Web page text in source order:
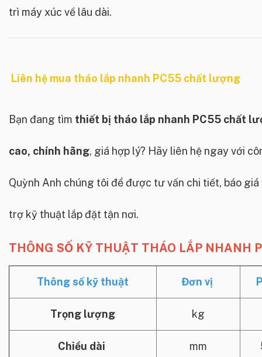
trì máy xúc về lâu dài.
Liên hệ mua tháo lắp nhanh PC55 chất lượng
Bạn đang tìm thiết bị tháo lắp nhanh PC55 chất
cao, chính hãng, giá hợp lý? Hãy liên hệ ngay với
Quỳnh Anh chúng tôi để được tư vấn chi tiết, báo giá
trợ kỹ thuật lắp đặt tận nơi.
THÔNG SỐ KỸ THUẬT THÁO LẮP NHANH
Thông số kỹ thuật Đơn vị
Trọng lượng kg
Chiều dài mm